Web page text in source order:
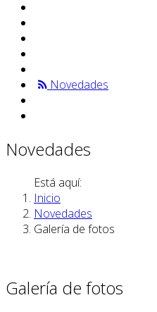
Novedades
Novedades
Está aquí:
Inicio
Novedades
Galería de fotos
Galería de fotos